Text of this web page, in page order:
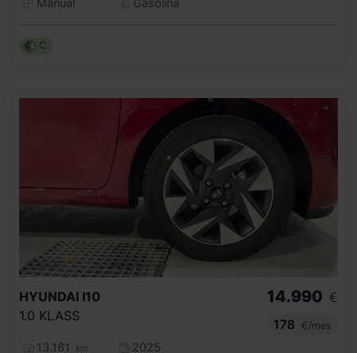
C
HYUNDAI I10
1.0 KLASS
13.161 km 2025
14.990 €
178
€/mes